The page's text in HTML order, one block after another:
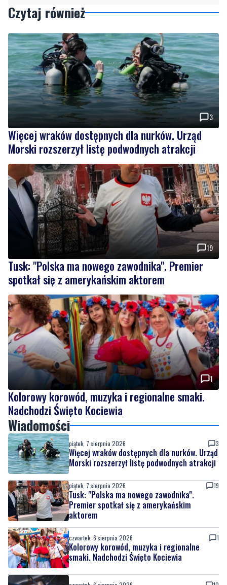
3
Więcej wraków dostępnych dla nurków. Urząd
Morski rozszerzył listę podwodnych atrakcji
19
Tusk: "Polska ma nowego zawodnika". Premier
spotkał się z amerykańskim aktorem
1
Kolorowy korowód, muzyka i regionalne smaki.
Nadchodzi Święto Kociewia
Wiadomości
piątek, 7 sierpnia 2026
Więcej wraków dostępnych dla nurków. Urząd
Morski rozszerzył listę podwodnych atrakcji
piątek, 7 sierpnia 2026 19
Tusk: "Polska ma nowego zawodnika".
Premier spotkał się z amerykańskim
aktorem
czwartek, 6 sierpnia 2026
Kolorowy korowód, muzyka i regionalne
smaki. Nadchodzi Święto Kociewia
czwartek, 6 sierpnia 2026
Gazowe przygotowania do zimy. Polska lepiej